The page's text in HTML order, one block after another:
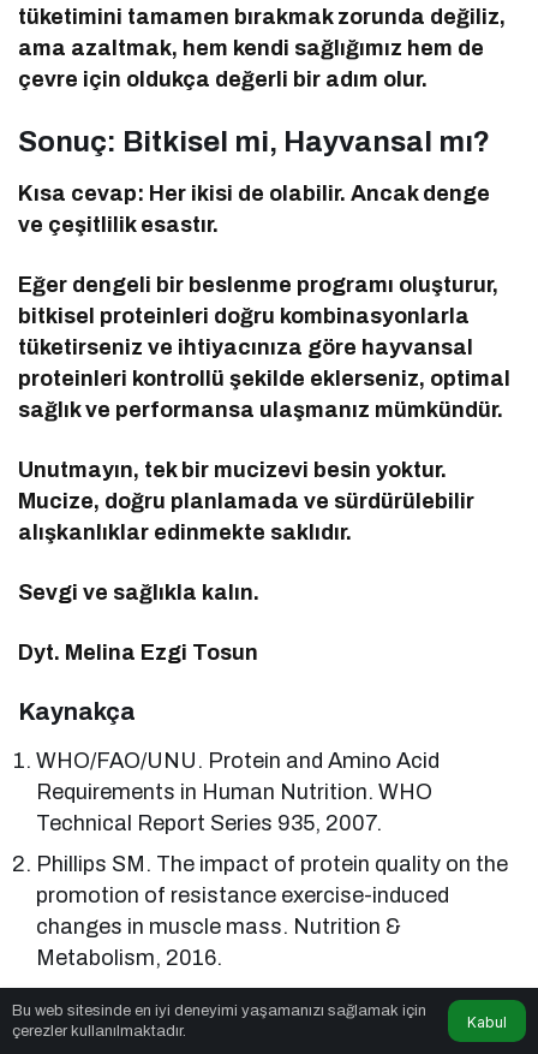
tüketimini tamamen bırakmak zorunda değiliz,
ama azaltmak, hem kendi sağlığımız hem de
çevre için oldukça değerli bir adım olur.
Sonuç: Bitkisel mi, Hayvansal mı?
Kısa cevap: Her ikisi de olabilir. Ancak denge
ve çeşitlilik esastır.
Eğer dengeli bir beslenme programı oluşturur,
bitkisel proteinleri doğru kombinasyonlarla
tüketirseniz ve ihtiyacınıza göre hayvansal
proteinleri kontrollü şekilde eklerseniz, optimal
sağlık ve performansa ulaşmanız mümkündür.
Unutmayın, tek bir mucizevi besin yoktur.
Mucize, doğru planlamada ve sürdürülebilir
alışkanlıklar edinmekte saklıdır.
Sevgi ve sağlıkla kalın.
Dyt. Melina Ezgi Tosun
Kaynakça
WHO/FAO/UNU. Protein and Amino Acid
Requirements in Human Nutrition. WHO
Technical Report Series 935, 2007.
Phillips SM. The impact of protein quality on the
promotion of resistance exercise-induced
changes in muscle mass. Nutrition &
Metabolism, 2016.
Mariotti F, Gardner CD. Dietary Protein and
Amino Acids in Vegetarian Diets—A Review.
Bu web sitesinde en iyi deneyimi yaşamanızı sağlamak için
çerezler kullanılmaktadır.
Kabul